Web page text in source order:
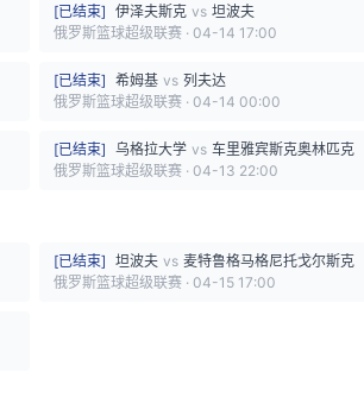
[已结束] 伊泽夫斯克 vs 坦波夫
俄罗斯篮球超级联赛 · 04-14 17:00
[已结束] 希姆基 vs 列夫达
俄罗斯篮球超级联赛 · 04-14 00:00
[已结束] 乌格拉大学 vs 车里雅宾斯克奥林匹克
俄罗斯篮球超级联赛 · 04-13 22:00
[已结束] 坦波夫 vs 麦特鲁格马格尼托戈尔斯克
俄罗斯篮球超级联赛 · 04-15 17:00